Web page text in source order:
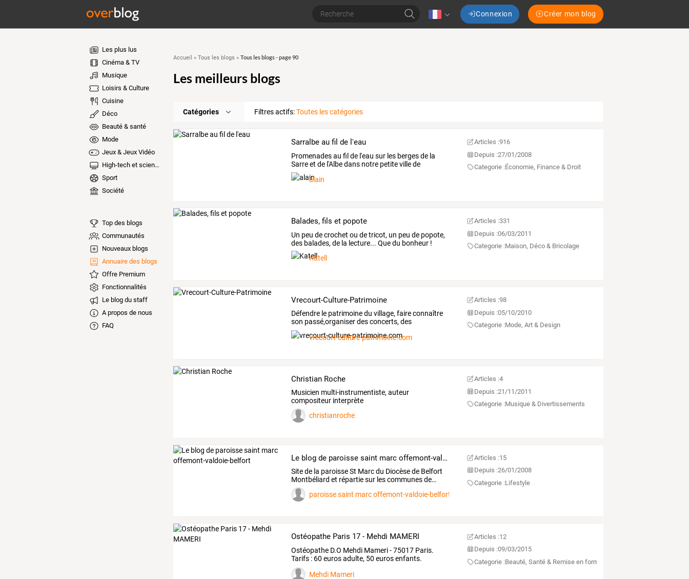
Connexion Créer mon blog
Les plus lus
Cinéma & TV
Musique
Loisirs & Culture
Cuisine
Déco
Beauté & santé
Mode
Jeux & Jeux Vidéo
High-tech et sciences
Sport
Société
Top des blogs
Communautés
Nouveaux blogs
Annuaire des blogs
Offre Premium
Fonctionnalités
Le blog du staff
A propos de nous
FAQ
Accueil » Tous les blogs » Tous les blogs - page 90
Les meilleurs blogs
Catégories Filtres actifs:Toutes les catégories
Sarralbe au fil de l'eau
Promenades au fil de l'eau sur les berges de la
Sarre et de l'Albe dans notre petite ville de
Sarralbe.
alain
Articles :916
Depuis :27/01/2008
Categorie :Économie, Finance & Droit
Balades, fils et popote
Un peu de crochet ou de tricot, un peu de popote,
des balades, de la lecture... Que du bonheur !
Katell
Articles :331
Depuis :06/03/2011
Categorie :Maison, Déco & Bricolage
Vrecourt-Culture-Patrimoine
Défendre le patrimoine du village, faire connaître
son passé,organiser des concerts, des
expositions à thème
vrecourt-culture-patrimoine.com
Articles :98
Depuis :05/10/2010
Categorie :Mode, Art & Design
Christian Roche
Musicien multi-instrumentiste, auteur
compositeur interprète
christianroche
Articles :4
Depuis :21/11/2011
Categorie :Musique & Divertissements
Le blog de paroisse saint marc offemont-valdoie-belfort
Sitede la paroisseSt Marcdu Diocèsede Belfort
Montbéliard et répartiesur lescommunesde…
paroisse saint marc offemont-valdoie-belfort
Articles :15
Depuis :26/01/2008
Categorie :Lifestyle
Ostéopathe Paris 17 - Mehdi MAMERI
Ostéopathe D.O Mehdi Mameri-75017 Paris.
Tarifs : 60 eurosadulte, 50 eurosenfants.
Contact
Mehdi Mameri
Articles :12
Depuis :09/03/2015
Categorie :Beauté, Santé & Remise en forme